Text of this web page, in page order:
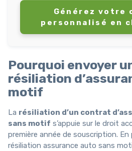
Générez votre
personnalisé en
Pourquoi envoyer
résiliation
motif
La résiliation d’un contrat
sans motif s’appuie sur le droit
première année de souscription.
résiliation assurance auto sans